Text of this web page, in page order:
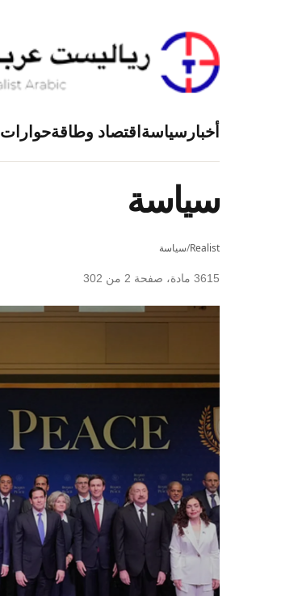
أخبار سياسةاقتصاد وطاقةحوارات
سياسة
Realist
/سياسة
3615 مادة، صفحة 2 من 302